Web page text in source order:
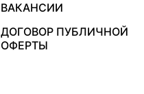
ВАКАНСИИ
ДОГОВОР ПУБЛИЧНОЙ
ОФЕРТЫ